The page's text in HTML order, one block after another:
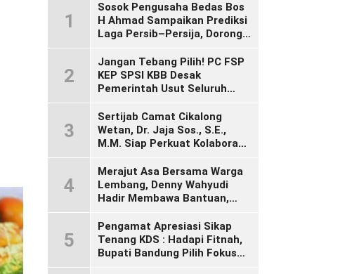
1
Sosok Pengusaha Bedas Bos
H Ahmad Sampaikan Prediksi
Laga Persib–Persija, Dorong
Berada
2
Jangan Tebang Pilih! PC FSP
KEP SPSI KBB Desak
Pemerintah Usut Seluruh
Langgar Hak Pekerja Pasca
Sidak KDM”
3
Sertijab Camat Cikalong
Wetan, Dr. Jaja Sos., S.E.,
M.M. Siap Perkuat Kolaborasi
Lebih Maju dan Sejahtera
4
Merajut Asa Bersama Warga
Lembang, Denny Wahyudi
Hadir Membawa Bantuan,
Menyalakan Semangat
Generasi Muda
5
Pengamat Apresiasi Sikap
Tenang KDS : Hadapi Fitnah,
Bupati Bandung Pilih Fokus